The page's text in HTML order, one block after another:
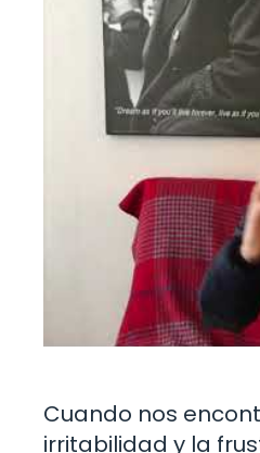
Cuando nos
irritabilidad y la